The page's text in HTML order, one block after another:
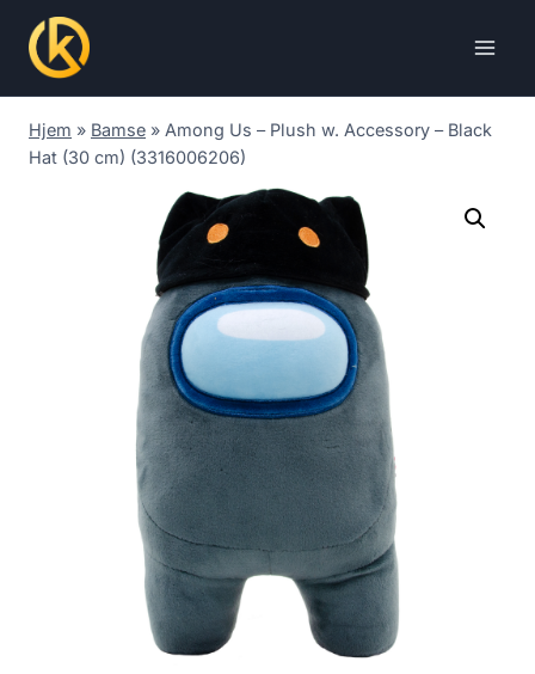
content
Hjem » Bamse » Among Us – Plush w. Accessory – Black
Hat (30 cm) (3316006206)